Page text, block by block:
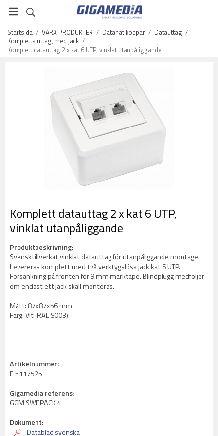
Startsida / VÅRA PRODUKTER / Datanät koppar / Datauttag /
Kompletta uttag, med jack /
Komplett datauttag 2 x kat 6 UTP, vinklat utanpåliggande
Komplett datauttag 2 x kat 6 UTP,
vinklat utanpåliggande
Produktbeskrivning:
Svensktillverkat vinklat datauttag för utanpåliggande montage.
Levereras komplett med två verktygslösa jack kat 6 UTP.
Försänkning på fronten för 9 mm märktape. Blindplugg medföljer
om endast ett jack skall monteras.
Mått: 87x87x56 mm
Färg: Vit (RAL 9003)
Artikelnummer:
E 5117525
Gigamedia referens:
GGM SWEPACK 4
Dokument:
Datablad svenska